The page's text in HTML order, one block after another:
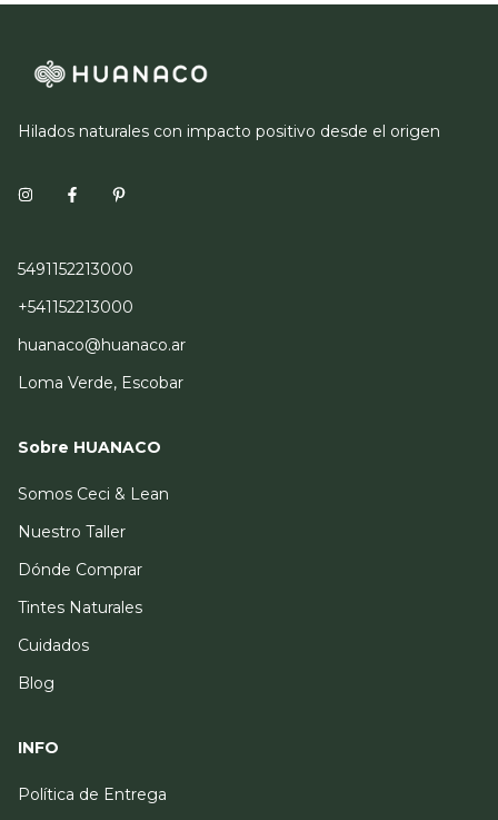
Hilados naturales con impacto positivo desde el origen
5491152213000
+541152213000
huanaco@huanaco.ar
Loma Verde, Escobar
Sobre HUANACO
Somos Ceci & Lean
Nuestro Taller
Dónde Comprar
Tintes Naturales
Cuidados
Blog
INFO
Política de Entrega